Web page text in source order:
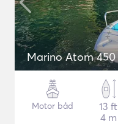
Marino Atom 450
Motor båd
13 ft
4 m